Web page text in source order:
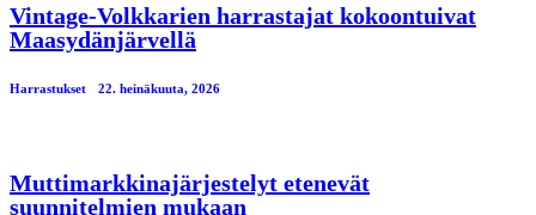
Vintage-Volkkarien harrastajat kokoontuivat
Maasydänjärvellä
Harrastukset 22. heinäkuuta, 2026
Muttimarkkinajärjestelyt etenevät
suunnitelmien mukaan